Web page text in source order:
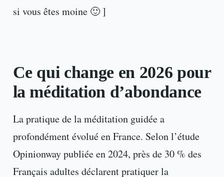
si vous êtes moine 🙂 ]
Ce qui change en 2026 pour
la méditation d’abondance
La pratique de la méditation guidée a
profondément évolué en France. Selon l’étude
Opinionway publiée en 2024, près de 30 % des
Français adultes déclarent pratiquer la